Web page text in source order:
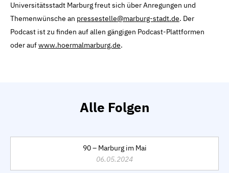
Universitätsstadt Marburg freut sich über Anregungen und
Themenwünsche an pressestelle@marburg-stadt.de. Der
Podcast ist zu finden auf allen gängigen Podcast-Plattformen
oder aufwww.hoermalmarburg.de.
Alle Folgen
90 – Marburg im Mai
06.05.2024